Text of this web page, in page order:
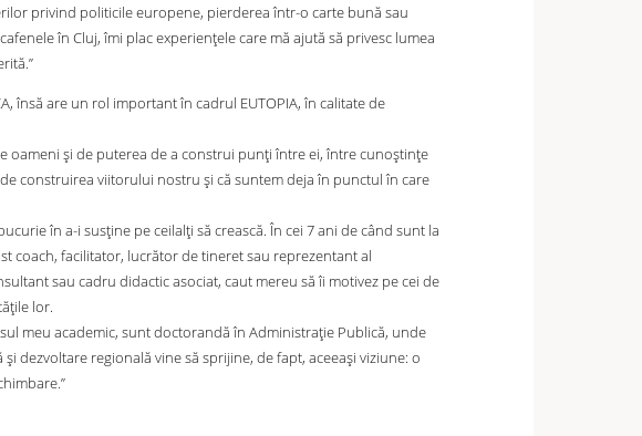
privind politicile europene, pierderea într-o carte bună sau
în Cluj, îmi plac experiențele care mă ajută să privesc lumea
însă are un rol important în cadrul EUTOPIA, în calitate de
oameni și de puterea de a construi punți între ei, între cunoștințe
construirea viitorului nostru și că suntem deja în punctul în care
în a-i susține pe ceilalți să crească. În cei 7 ani de când sunt la
coach, facilitator, lucrător de tineret sau reprezentant al
sau cadru didactic asociat, caut mereu să îi motivez pe cei de
lor.
meu academic, sunt doctorandă în Administrație Publică, unde
dezvoltare regională vine să sprijine, de fapt, aceeași viziune: o